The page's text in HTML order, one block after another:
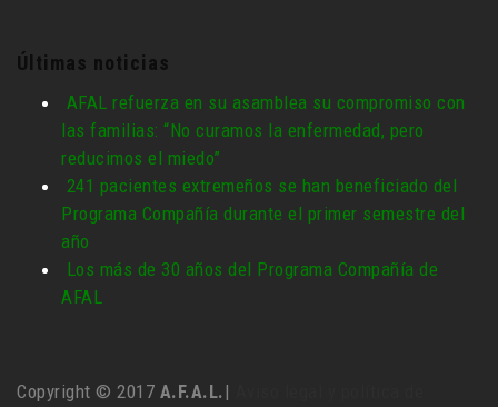
Últimas noticias
AFAL refuerza en su asamblea su compromiso con
las familias: “No curamos la enfermedad, pero
reducimos el miedo”
241 pacientes extremeños se han beneficiado del
Programa Compañía durante el primer semestre del
año
Los más de 30 años del Programa Compañía de
AFAL
Copyright © 2017 A.F.A.L.|